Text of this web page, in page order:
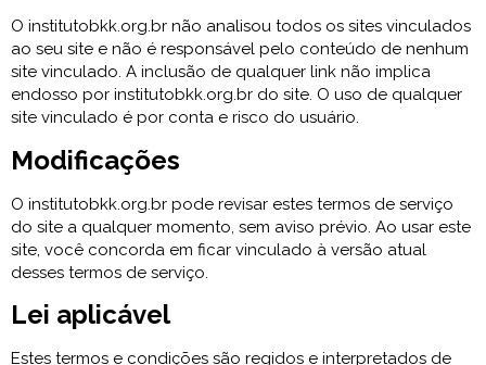
O institutobkk.org.br não analisou todos os sites vinculados
ao seu site e não é responsável pelo conteúdo de nenhum
site vinculado. A inclusão de qualquer link não implica
endosso por institutobkk.org.br do site. O uso de qualquer
site vinculado é por conta e risco do usuário.
Modificações
O institutobkk.org.br pode revisar estes termos de serviço
do site a qualquer momento, sem aviso prévio. Ao usar este
site, você concorda em ficar vinculado à versão atual
desses termos de serviço.
Lei aplicável
Estes termos e condições são regidos e interpretados de